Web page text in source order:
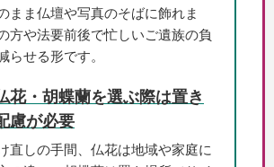
まま仏壇や写真のそばに飾れま
方や法要前後で忙しいご遺族の負
らせる形です。
花・胡蝶蘭を選ぶ際は置き
慮が必要
直しの手間、仏花は地域や家庭に